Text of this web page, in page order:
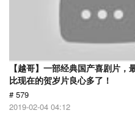
【越哥】一部经典国产喜剧片，
比现在的贺岁片良心多了！
# 579
2019-02-04 04:12